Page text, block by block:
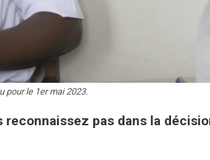
pour le 1er mai 2023.
pas dans la